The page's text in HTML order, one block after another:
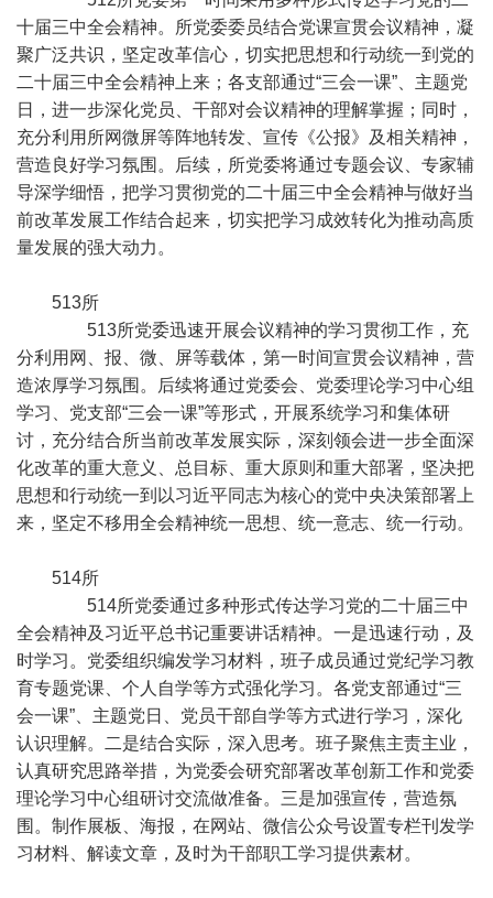
十届三中全会精神。所党委委员结合党课宣贯会议精神，凝
聚广泛共识，坚定改革信心，切实把思想和行动统一到党的
二十届三中全会精神上来；各支部通过“三会一课”、主题党
日，进一步深化党员、干部对会议精神的理解掌握；同时，
充分利用所网微屏等阵地转发、宣传《公报》及相关精神，
营造良好学习氛围。后续，所党委将通过专题会议、专家辅
导深学细悟，把学习贯彻党的二十届三中全会精神与做好当
前改革发展工作结合起来，切实把学习成效转化为推动高质
量发展的强大动力。
513所
513所党委迅速开展会议精神的学习贯彻工作，充
分利用网、报、微、屏等载体，第一时间宣贯会议精神，营
造浓厚学习氛围。后续将通过党委会、党委理论学习中心组
学习、党支部“三会一课”等形式，开展系统学习和集体研
讨，充分结合所当前改革发展实际，深刻领会进一步全面深
化改革的重大意义、总目标、重大原则和重大部署，坚决把
思想和行动统一到以习近平同志为核心的党中央决策部署上
来，坚定不移用全会精神统一思想、统一意志、统一行动。
514所
514所党委通过多种形式传达学习党的二十届三中
全会精神及习近平总书记重要讲话精神。一是迅速行动，及
时学习。党委组织编发学习材料，班子成员通过党纪学习教
育专题党课、个人自学等方式强化学习。各党支部通过“三
会一课”、主题党日、党员干部自学等方式进行学习，深化
认识理解。二是结合实际，深入思考。班子聚焦主责主业，
认真研究思路举措，为党委会研究部署改革创新工作和党委
理论学习中心组研讨交流做准备。三是加强宣传，营造氛
围。制作展板、海报，在网站、微信公众号设置专栏刊发学
习材料、解读文章，及时为干部职工学习提供素材。